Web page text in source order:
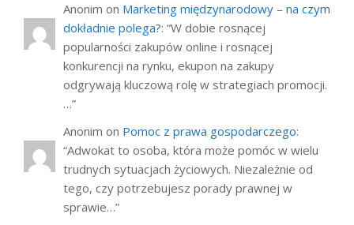
Anonim on Marketing międzynarodowy – na czym
dokładnie polega?: “W dobie rosnącej
popularności zakupów online i rosnącej
konkurencji na rynku, ekupon na zakupy
odgrywają kluczową rolę w strategiach promocji.
…”
Anonim on Pomoc z prawa gospodarczego:
“Adwokat to osoba, która może pomóc w wielu
trudnych sytuacjach życiowych. Niezależnie od
tego, czy potrzebujesz porady prawnej w
sprawie…”